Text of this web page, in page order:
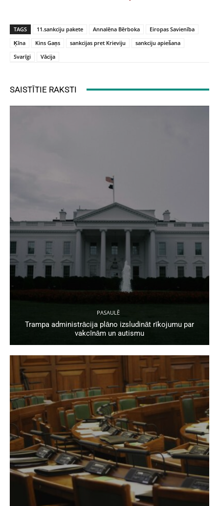
TAGS 11.sankciju pakete Annalēna Bērboka
Eiropas Savienība
Ķīna
Kins Gaņs sankcijas pret Krieviju
sankciju apiešana
Svarīgi
Vācija
SAISTĪTIE RAKSTI
PASAULĒ
Trampa administrācija plāno izsludināt rīkojumu par
vakcīnām un autismu